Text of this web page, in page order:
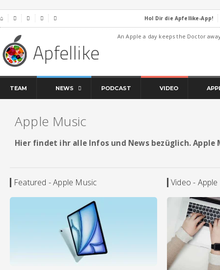
⌂     Hol Dir die Apfellike-App!
An Apple a day keeps the Doctor
TEAM NEWS PODCAST VIDEO
Apple Music
Hier findet ihr alle Infos und News bezüglich. Apple
Featured - Apple Music Video -